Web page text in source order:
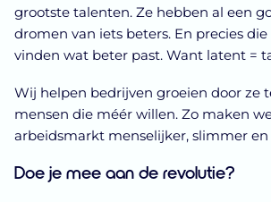
grootste talenten. Ze hebben al een
dromen van iets beters. En precies
vinden wat beter past. Want latent =
Wij helpen bedrijven groeien door ze
mensen die méér willen. Zo maken
arbeidsmarkt menselijker, slimmer en
Doe je mee aan de revolutie?